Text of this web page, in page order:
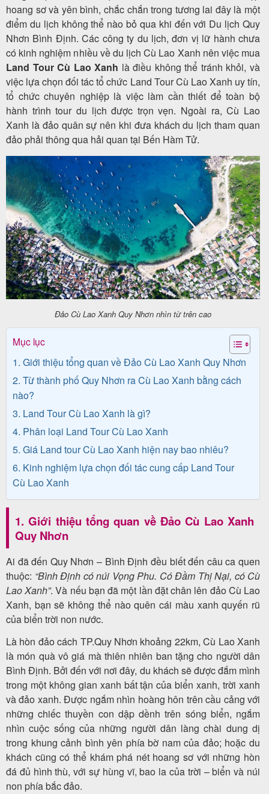
Combo
Quy
Nhơn
Lịch
khởi
hành
Tin
du
lịch
Nhơn
Tourist
Cảm
nhận
khách
hàng
Tuyển
dụng
Liên
hệ
hoang sơ và yên bình, chắc chắn trong tương lai đây là một
điểm du lịch không thể nào bỏ qua khi đến với Du lịch Quy
Nhơn Bình Định. Các công ty du lịch, đơn vị lữ hành chưa
có kinh nghiệm nhiều về du lịch Cù Lao Xanh nên việc mua
Land Tour Cù Lao Xanh là điều không thể tránh khỏi, và
việc lựa chọn đối tác tổ chức Land Tour Cù Lao Xanh uy tín,
tổ chức chuyên nghiệp là việc làm cần thiết để toàn bộ
hành trình tour du lịch được trọn vẹn. Ngoài ra, Cù Lao
Xanh là đảo quân sự nên khi đưa khách du lịch tham quan
đảo phải thông qua hải quan tại Bến Hàm Tử.
Đảo Cù Lao Xanh Quy Nhơn nhìn từ trên cao
Mục lục
1. Giới thiệu tổng quan về Đảo Cù Lao Xanh Quy Nhơn
2. Từ thành phố Quy Nhơn ra Cù Lao Xanh bằng cách
nào?
3. Land Tour Cù Lao Xanh là gì?
4. Phân loại Land Tour Cù Lao Xanh
5. Giá Land tour Cù Lao Xanh hiện nay bao nhiêu?
6. Kinh nghiệm lựa chọn đối tác cung cấp Land Tour
Cù Lao Xanh
1. Giới thiệu tổng quan về Đảo Cù Lao Xanh
Quy Nhơn
Ai đã đến Quy Nhơn – Bình Định đều biết đến câu ca quen
thuộc: “Bình Định có núi Vọng Phu. Có Đầm Thị Nại, có Cù
Lao Xanh”. Và nếu bạn đã một lần đặt chân lên đảo Cù Lao
Xanh, bạn sẽ không thể nào quên cái màu xanh quyến rũ
của biển trời non nước.
Là hòn đảo cách TP.Quy Nhơn khoảng 22km, Cù Lao Xanh
là món quà vô giá mà thiên nhiên ban tặng cho người dân
Bình Định. Bởi đến với nơi đây, du khách sẽ được đắm mình
trong một không gian xanh bất tận của biển xanh, trời xanh
và đảo xanh. Được ngắm nhìn hoàng hôn trên cầu cảng với
những chiếc thuyền con dập dềnh trên sóng biển, ngắm
nhìn cuộc sống của những người dân làng chài dung dị
trong khung cảnh bình yên phía bờ nam của đảo; hoặc du
khách cũng có thể khám phá nét hoang sơ với những hòn
đá đủ hình thù, với sự hùng vĩ, bao la của trời – biển và núi
non phía bắc đảo.